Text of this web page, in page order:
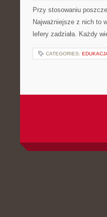
Przy stosowaniu
Najważniejsze z nich to
lefery zadziała. Każdy
CATEGORIES: